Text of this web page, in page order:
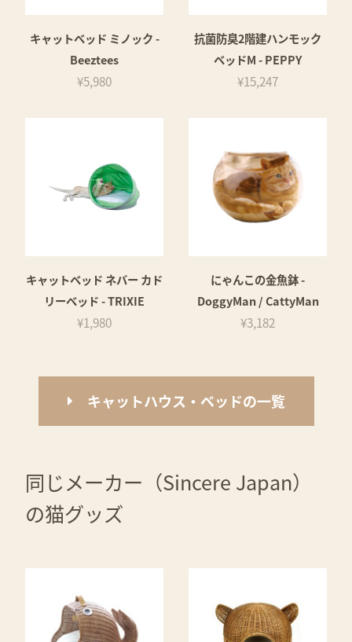
キャットベッド ミノック -
Beeztees
¥5,980
抗菌防臭2階建ハンモック
ベッドM - PEPPY
¥15,247
キャットベッド ネバー カド
リーベッド - TRIXIE
¥1,980
にゃんこの金魚鉢 -
DoggyMan / CattyMan
¥3,182
キャットハウス・ベッドの一覧
同じメーカー（Sincere Japan）
の猫グッズ